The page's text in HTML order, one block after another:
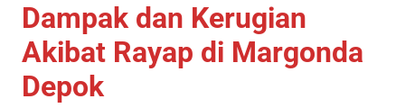
Dampak dan Kerugian
Akibat Rayap di Margonda
Depok